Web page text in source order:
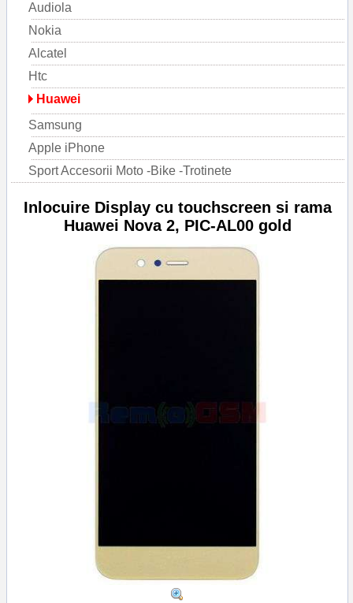
Audiola
Nokia
Alcatel
Htc
Huawei
Samsung
Apple iPhone
Sport Accesorii Moto -Bike -Trotinete
Inlocuire Display cu touchscreen si rama
Huawei Nova 2, PIC-AL00 gold